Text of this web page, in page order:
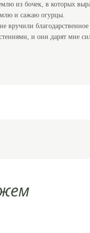
из бочек, в которых
и сажаю огурцы.
и они дарят мне